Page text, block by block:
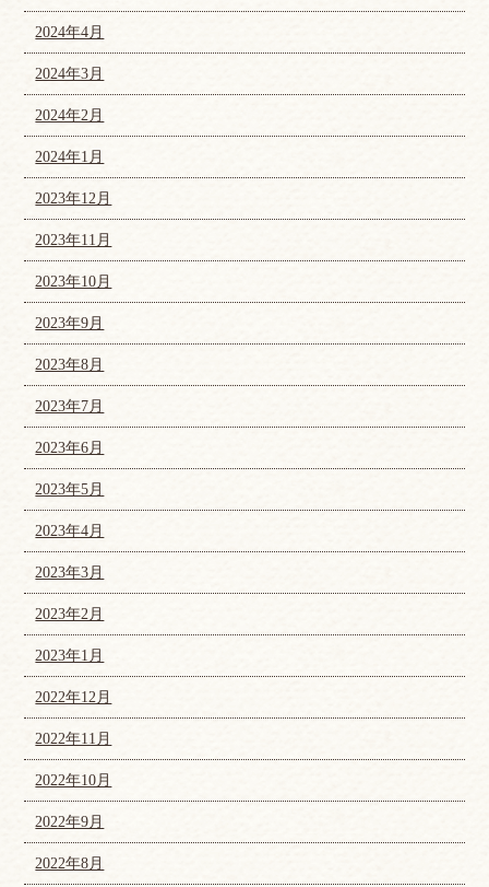
2024年4月
2024年3月
2024年2月
2024年1月
2023年12月
2023年11月
2023年10月
2023年9月
2023年8月
2023年7月
2023年6月
2023年5月
2023年4月
2023年3月
2023年2月
2023年1月
2022年12月
2022年11月
2022年10月
2022年9月
2022年8月